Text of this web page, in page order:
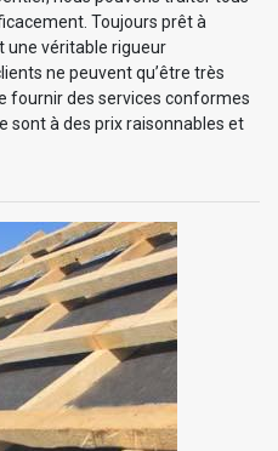
Toujours prêt à
une véritable rigueur
ne peuvent qu’être très
fournir des services conformes
sont à des prix raisonnables et